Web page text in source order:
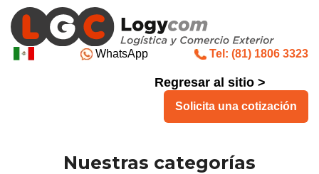
WhatsApp Tel: (81) 1806 3323
Regresar al sitio >
Solicita una cotización
Nuestras categorías